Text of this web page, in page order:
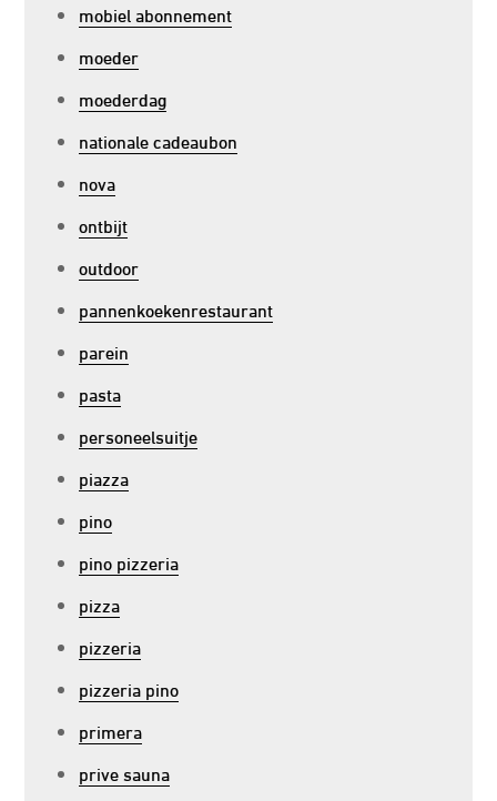
mobiel abonnement
moeder
moederdag
nationale cadeaubon
nova
ontbijt
outdoor
pannenkoekenrestaurant
parein
pasta
personeelsuitje
piazza
pino
pino pizzeria
pizza
pizzeria
pizzeria pino
primera
prive sauna